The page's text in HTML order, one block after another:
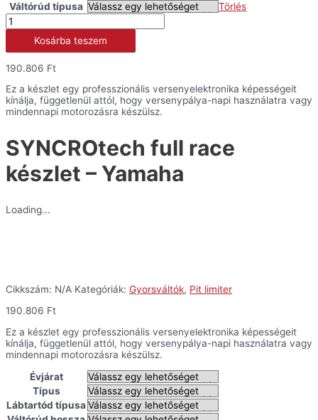
Váltórúd típusa
Törlés
SYNCROtech
full
készlet
-
Yamaha
mennyiség
Kosárba teszem
190.806 Ft
Ez a készlet egy professzionális versenyelektronika képességeit
kínálja, függetlenül attól, hogy versenypálya-napi használatra vagy
mindennapi motorozásra készülsz.
SYNCROtech full race
készlet – Yamaha
Loading...
Cikkszám: N/A Kategóriák: Gyorsváltók, Pit limiter
190.806 Ft
Ez a készlet egy professzionális versenyelektronika képességeit
kínálja, függetlenül attól, hogy versenypálya-napi használatra vagy
mindennapi motorozásra készülsz.
Évjárat
Típus
Lábtartód típusa